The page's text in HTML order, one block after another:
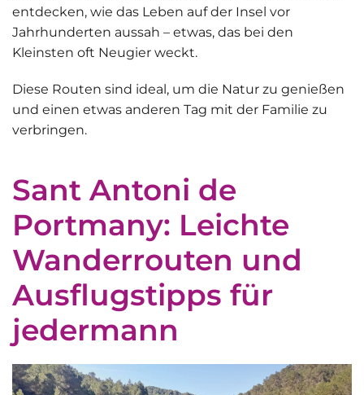
entdecken, wie das Leben auf der Insel vor
Jahrhunderten aussah – etwas, das bei den
Kleinsten oft Neugier weckt.
Diese Routen sind ideal, um die Natur zu genießen
und einen etwas anderen Tag mit der Familie zu
verbringen.
Sant Antoni de
Portmany: Leichte
Wanderrouten und
Ausflugstipps für
jedermann